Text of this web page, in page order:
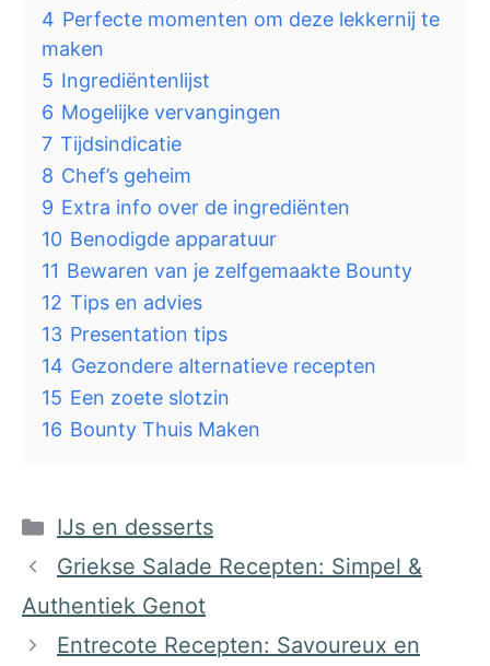
4 Perfecte momenten om deze lekkernij te
maken
5 Ingrediëntenlijst
6 Mogelijke vervangingen
7 Tijdsindicatie
8 Chef’s geheim
9 Extra info over de ingrediënten
10 Benodigde apparatuur
11 Bewaren van je zelfgemaakte Bounty
12 Tips en advies
13 Presentation tips
14 Gezondere alternatieve recepten
15 Een zoete slotzin
16 Bounty Thuis Maken
Categorieën
IJs en desserts
Griekse Salade Recepten: Simpel &
Authentiek Genot
Entrecote Recepten: Savoureux en